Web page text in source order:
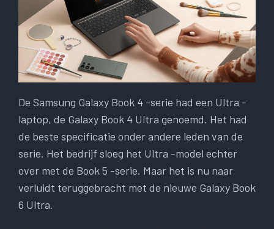
De Samsung Galaxy Book 4 -serie had een Ultra -
laptop, de Galaxy Book 4 Ultra genoemd. Het had
de beste specificatie onder andere leden van de
serie. Het bedrijf sloeg het Ultra -model echter
over met de Book 5 -serie. Maar het is nu naar
verluidt teruggebracht met de nieuwe Galaxy Book
6 Ultra.